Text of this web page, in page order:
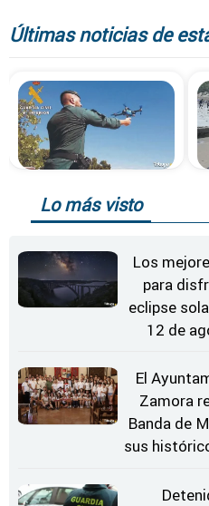
Últimas noticias de
Lo más visto
Los
para
eclipse
12 de
El
Zamora
Banda de
sus